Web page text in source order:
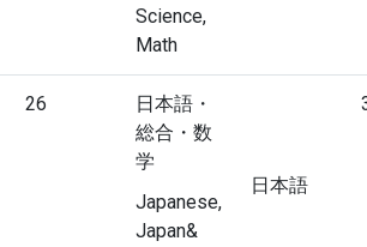
Science,
Math
26
日本語・
総合・数
学
Japanese,
Japan&
日本語